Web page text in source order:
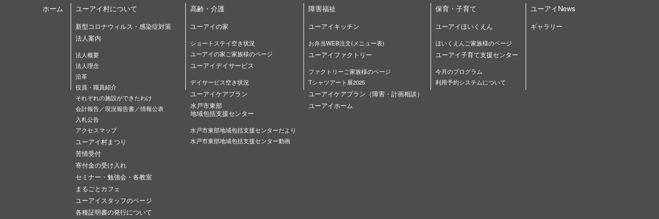
ホーム ユーアイ村について
新型コロナウィルス・感染症対策
法人案内
法人概要
法人理念
沿革
役員・職員紹介
それぞれの施設ができたわけ
会計報告／現況報告書／情報公表
入札公告
アクセスマップ
ユーアイ村まつり
苦情受付
寄付金の受け入れ
セミナー・勉強会・各教室
まるごとカフェ
ユーアイスタッフのページ
各種証明書の発行について
高齢・介護
ユーアイの家
ショートステイ空き状況
ユーアイの家ご家族様のページ
ユーアイデイサービス
デイサービス空き状況
ユーアイケアプラン
水戸市東部
地域包括支援センター
水戸市東部地域包括支援センターだより
水戸市東部地域包括支援センター動画
障害福祉
ユーアイキッチン
お弁当WEB注文(メニュー表)
ユーアイファクトリー
ファクトリーご家族様のページ
Tシャツアート展2025
ユーアイケアプラン（障害・計画相談）
ユーアイホーム
保育・子育て
ユーアイほいくえん
ほいくえんご家族様のページ
ユーアイ子育て支援センター
今月のプログラム
利用予約システムについて
ユーアイNews
ギャラリー